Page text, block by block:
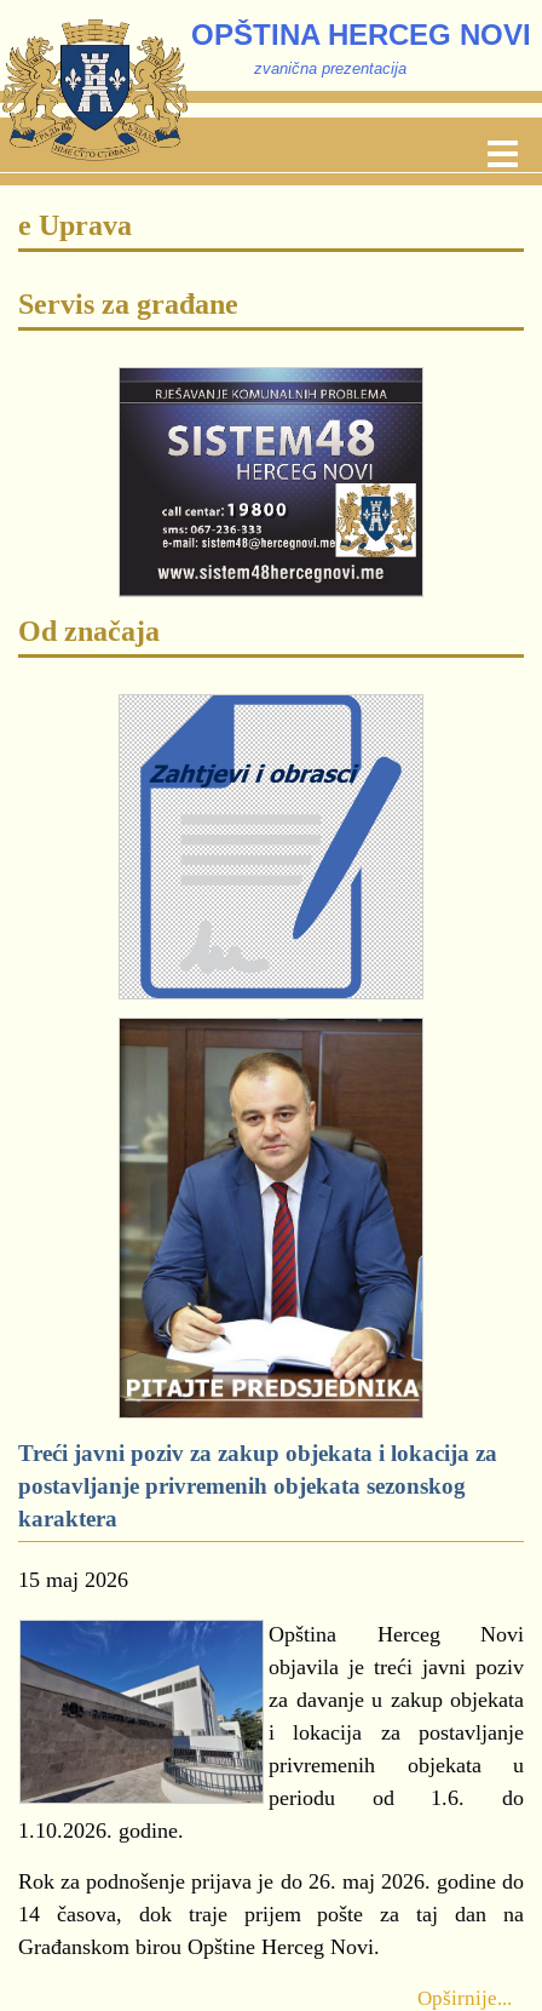
OPŠTINA HERCEG NOVI
zvanična prezentacija
e Uprava
Servis za građane
Od značaja
Treći javni poziv za zakup objekata i lokacija za
postavljanje privremenih objekata sezonskog
karaktera
15 maj 2026
Opština Herceg Novi
objavila je treći javni poziv
za davanje u zakup objekata
i lokacija za postavljanje
privremenih objekata u
periodu od 1.6. do
1.10.2026. godine.
Rok za podnošenje prijava je do 26. maj 2026. godine do
14 časova, dok traje prijem pošte za taj dan na
Građanskom birou Opštine Herceg Novi.
Opširnije...